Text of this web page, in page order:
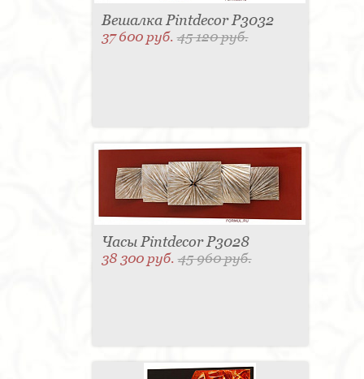
Вешалка Pintdecor P3032
37 600 руб.45 120 руб.
Часы Pintdecor P3028
38 300 руб.45 960 руб.